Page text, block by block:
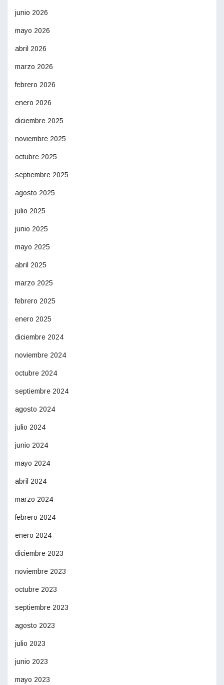
junio 2026
mayo 2026
abril 2026
marzo 2026
febrero 2026
enero 2026
diciembre 2025
noviembre 2025
octubre 2025
septiembre 2025
agosto 2025
julio 2025
junio 2025
mayo 2025
abril 2025
marzo 2025
febrero 2025
enero 2025
diciembre 2024
noviembre 2024
octubre 2024
septiembre 2024
agosto 2024
julio 2024
junio 2024
mayo 2024
abril 2024
marzo 2024
febrero 2024
enero 2024
diciembre 2023
noviembre 2023
octubre 2023
septiembre 2023
agosto 2023
julio 2023
junio 2023
mayo 2023